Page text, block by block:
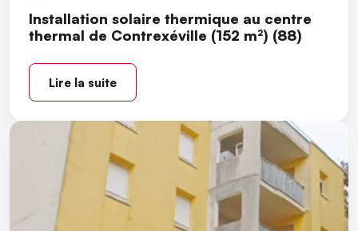
Installation solaire thermique au centre
thermal de Contrexéville (152 m²) (88)
Lire la suite